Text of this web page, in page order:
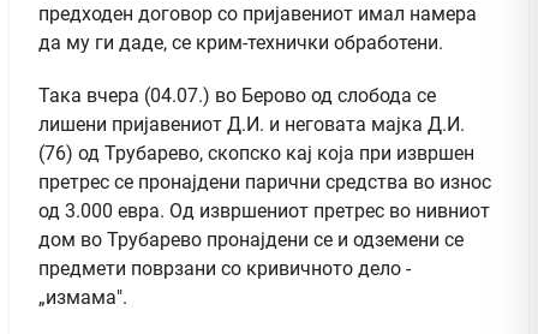
предходен договор со пријавениот имал намера
да му ги даде, се крим-технички обработени.
Така вчера (04.07.) во Берово од слобода се
лишени пријавениот Д.И. и неговата мајка Д.И.
(76) од Трубарево, скопско кај која при извршен
претрес се пронајдени парични средства во износ
од 3.000 евра. Од извршениот претрес во нивниот
дом во Трубарево пронајдени се и одземени се
предмети поврзани со кривичното дело -
„измама".